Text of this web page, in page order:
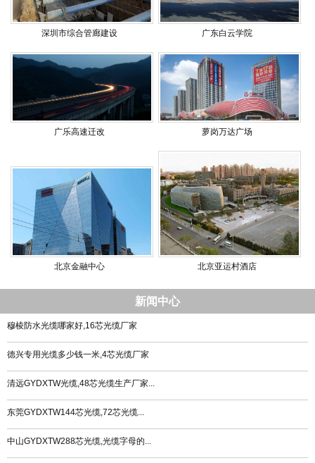
深圳市综合管廊建设 广东白云学院
广乐高速迁改 萝岗万达广场
北京金融中心 北京亚运村酒店
新闻中心
穆棱防水光缆哪家好,16芯光缆厂家
德兴专用光缆多少钱一米,4芯光缆厂家
清远GYDXTW光缆,48芯光缆生产厂家...
东莞GYDXTW144芯光缆,72芯光缆...
中山GYDXTW288芯光缆,光缆字母的...